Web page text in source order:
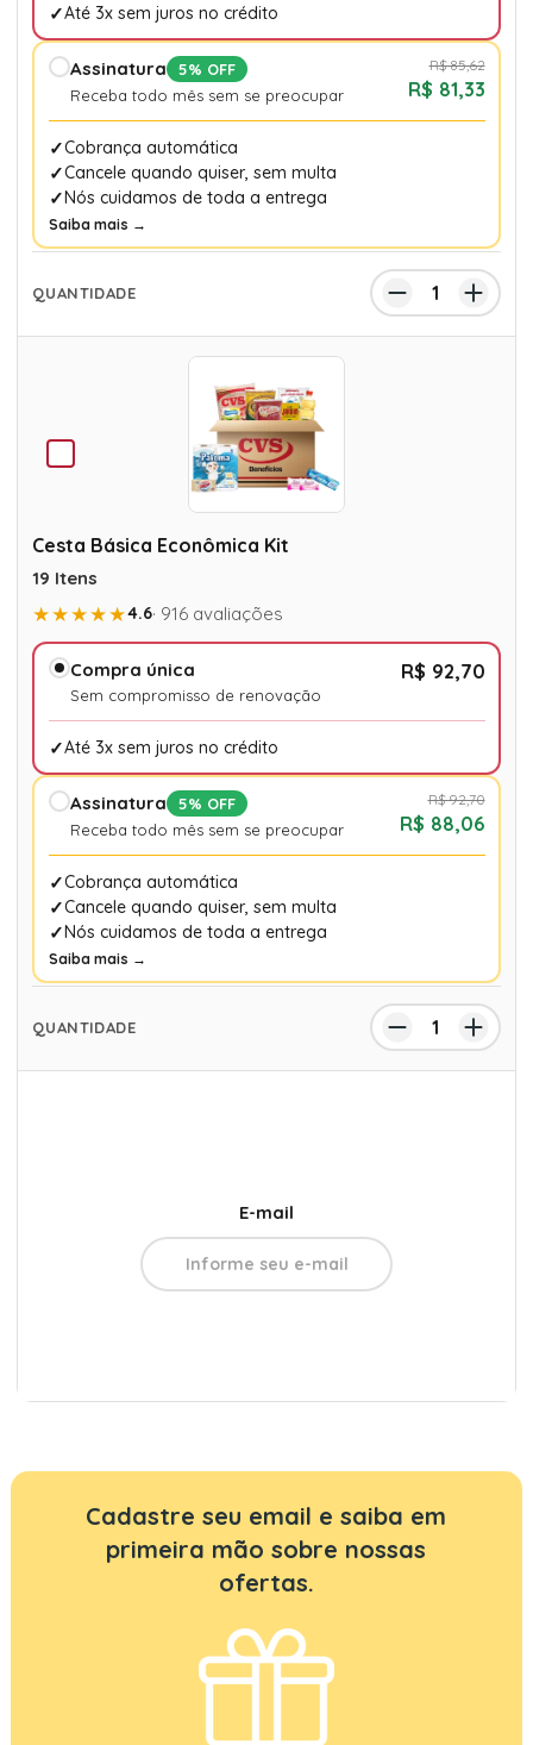
Até 3x sem juros no crédito
Assinatura
5% OFF
Receba todo mês sem se preocupar
R$ 85,62
R$ 81,33
Cobrança automática
Cancele quando quiser, sem multa
Nós cuidamos de toda a entrega
Saiba mais →
Cesta Básica Econômica Kit
19 Itens
★★★★★4.6· 916 avaliações
Compra única
Sem compromisso de renovação
R$ 92,70
Até 3x sem juros no crédito
Assinatura
5% OFF
Receba todo mês sem se preocupar
R$ 92,70
R$ 88,06
Cobrança automática
Cancele quando quiser, sem multa
Nós cuidamos de toda a entrega
Saiba mais →
E-mail
Cadastre seu email e saiba em
primeira mão sobre nossas
ofertas.